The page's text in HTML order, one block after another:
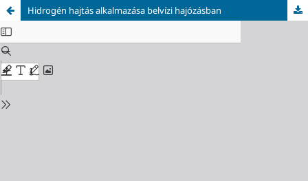
Hidrogén hajtás alkalmazása belvízi hajózásban